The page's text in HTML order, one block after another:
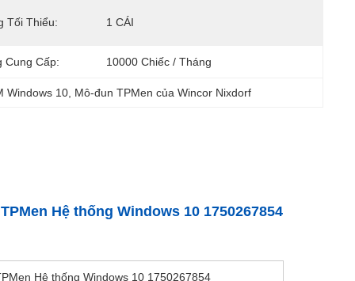
Tối Thiểu: 1 CÁI
Cung Cấp: 10000 Chiếc / Tháng
Windows 10, Mô-đun TPMen của Wincor Nixdorf
Hệ thống Windows 10 1750267854
Hệ thống Windows 10 1750267854